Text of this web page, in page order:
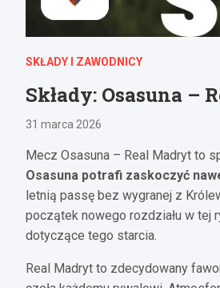
SKŁADY I ZAWODNICY
Składy: Osasuna –
31 marca 2026
Mecz Osasuna – Real Madryt to
Osasuna potrafi zaskoczyć
letnią passę bez wygranej z
początek nowego rozdziału w tej
dotyczące tego starcia.
Real Madryt to zdecydowany